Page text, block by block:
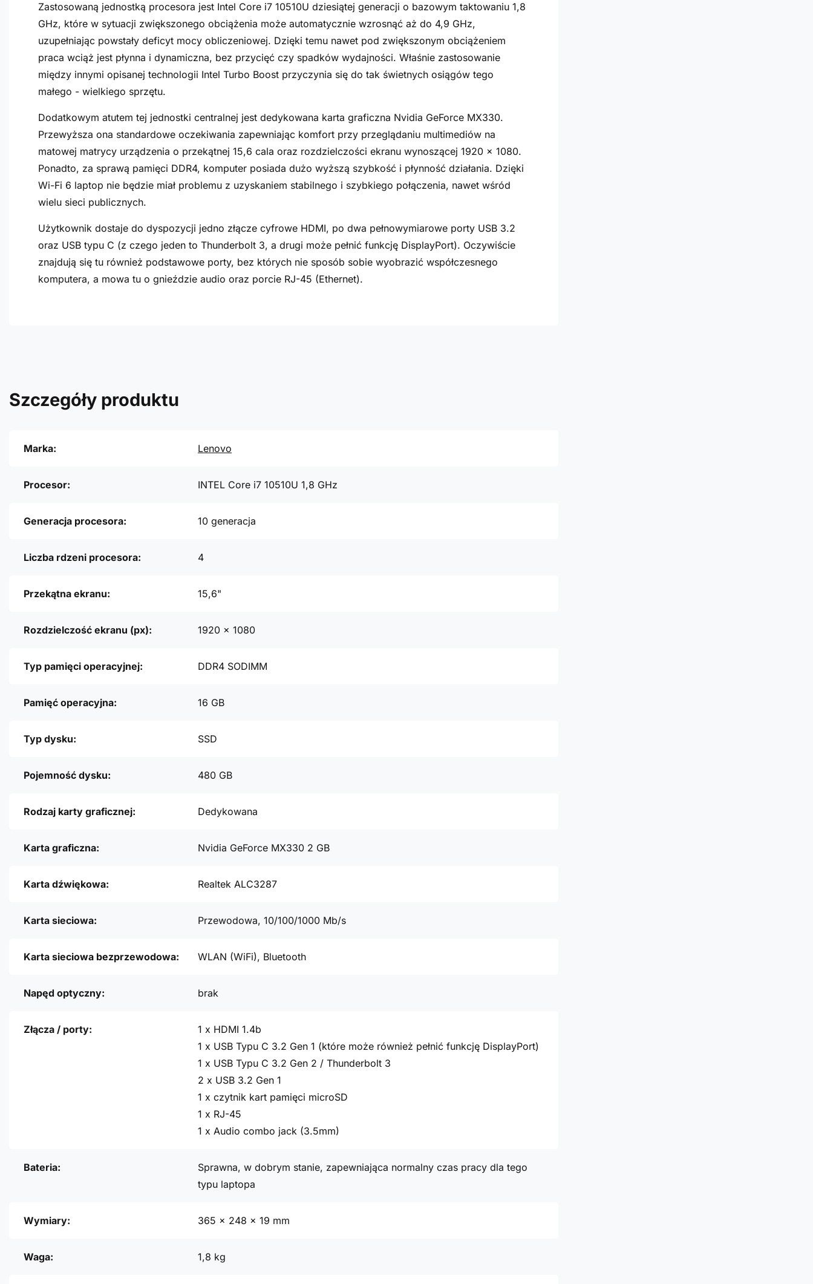
Zastosowaną jednostką procesora jest Intel Core i7 10510U dziesiątej generacji o bazowym taktowaniu 1,8
GHz, które w sytuacji zwiększonego obciążenia może automatycznie wzrosnąć aż do 4,9 GHz,
uzupełniając powstały deficyt mocy obliczeniowej. Dzięki temu nawet pod zwiększonym obciążeniem
praca wciąż jest płynna i dynamiczna, bez przycięć czy spadków wydajności. Właśnie zastosowanie
między innymi opisanej technologii Intel Turbo Boost przyczynia się do tak świetnych osiągów tego
małego - wielkiego sprzętu.
Dodatkowym atutem tej jednostki centralnej jest dedykowana karta graficzna Nvidia GeForce MX330.
Przewyższa ona standardowe oczekiwania zapewniając komfort przy przeglądaniu multimediów na
matowej matrycy urządzenia o przekątnej 15,6 cala oraz rozdzielczości ekranu wynoszącej 1920 x 1080.
Ponadto, za sprawą pamięci DDR4, komputer posiada dużo wyższą szybkość i płynność działania. Dzięki
Wi-Fi 6 laptop nie będzie miał problemu z uzyskaniem stabilnego i szybkiego połączenia, nawet wśród
wielu sieci publicznych.
Użytkownik dostaje do dyspozycji jedno złącze cyfrowe HDMI, po dwa pełnowymiarowe porty USB 3.2
oraz USB typu C (z czego jeden to Thunderbolt 3, a drugi może pełnić funkcję DisplayPort). Oczywiście
znajdują się tu również podstawowe porty, bez których nie sposób sobie wyobrazić współczesnego
komputera, a mowa tu o gnieździe audio oraz porcie RJ-45 (Ethernet).
Szczegóły produktu
Marka: Lenovo
Procesor: INTEL Core i7 10510U 1,8 GHz
Generacja procesora: 10 generacja
Liczba rdzeni procesora: 4
Przekątna ekranu: 15,6"
Rozdzielczość ekranu (px): 1920 x 1080
Typ pamięci operacyjnej: DDR4 SODIMM
Pamięć operacyjna: 16 GB
Typ dysku: SSD
Pojemność dysku: 480 GB
Rodzaj karty graficznej: Dedykowana
Karta graficzna: Nvidia GeForce MX330 2 GB
Karta dźwiękowa: Realtek ALC3287
Karta sieciowa: Przewodowa, 10/100/1000 Mb/s
Karta sieciowa bezprzewodowa: WLAN (WiFi), Bluetooth
Napęd optyczny: brak
Złącza / porty:
1 x HDMI 1.4b
1 x USB Typu C 3.2 Gen 1 (które może również pełnić funkcję DisplayPort)
1 x USB Typu C 3.2 Gen 2 / Thunderbolt 3
2 x USB 3.2 Gen 1
1 x czytnik kart pamięci microSD
1 x RJ-45
1 x Audio combo jack (3.5mm)
Bateria:
Sprawna, w dobrym stanie, zapewniająca normalny czas pracy dla tego
typu laptopa
Wymiary: 365 x 248 x 19 mm
Waga: 1,8 kg